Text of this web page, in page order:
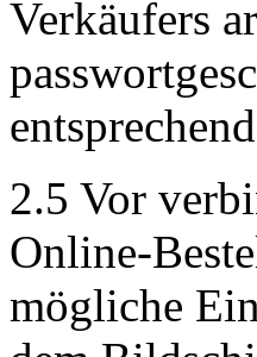
Verkäufers
2.5 Vor
Online-
mögliche